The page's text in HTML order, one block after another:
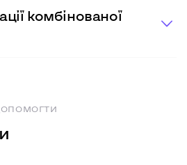
комбінованої